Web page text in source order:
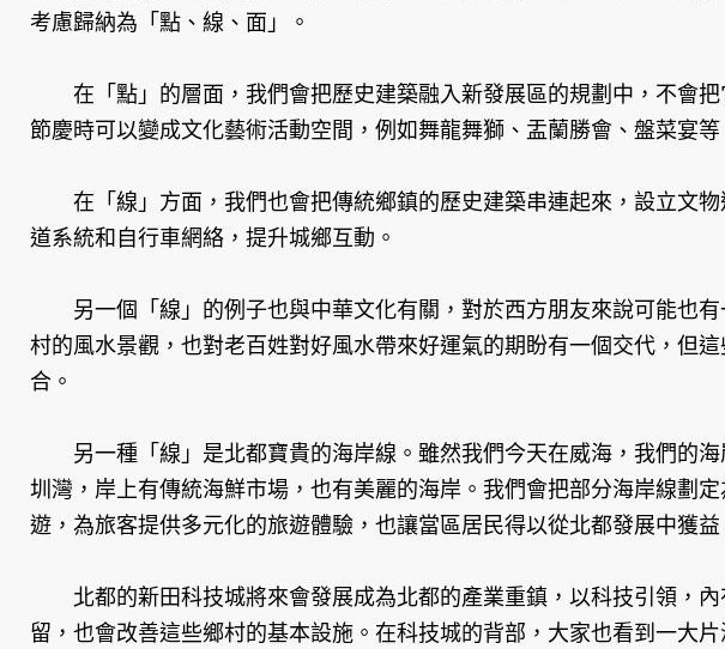
考慮歸納為「點、線、面」。
在「點」的層面，我們會把歷史建築融入新發展區的規劃中，不會把
節慶時可以變成文化藝術活動空間，例如舞龍舞獅、盂蘭勝會、盤菜宴
在「線」方面，我們也會把傳統鄉鎮的歷史建築串連起來，設立文物
道系統和自行車網絡，提升城鄉互動。
另一個「線」的例子也與中華文化有關，對於西方朋友來說可能也有
村的風水景觀，也對老百姓對好風水帶來好運氣的期盼有一個交代，但
合。
另一種「線」是北都寶貴的海岸線。雖然我們今天在威海，我們的海
圳灣，岸上有傳統海鮮市場，也有美麗的海岸。我們會把部分海岸線劃
遊，為旅客提供多元化的旅遊體驗，也讓當區居民得以從北都發展中獲益
北都的新田科技城將來會發展成為北都的產業重鎮，以科技引領，內
留，也會改善這些鄉村的基本設施。在科技城的背部，大家也看到一大